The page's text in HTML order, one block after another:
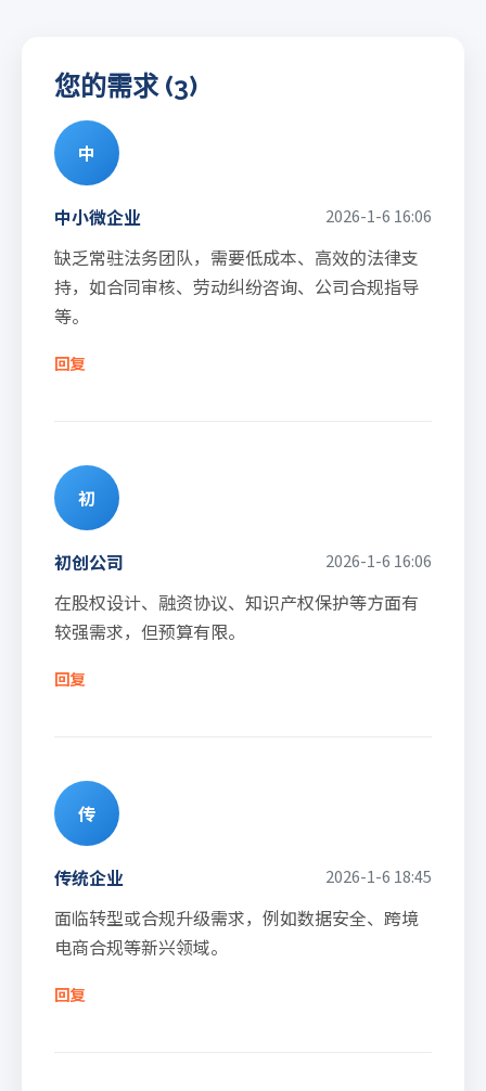
您的需求 (3)
中
中小微企业 2026-1-6 16:06
缺乏常驻法务团队，需要低成本、高效的法律支
持，如合同审核、劳动纠纷咨询、公司合规指导
等。
回复
初
初创公司 2026-1-6 16:06
在股权设计、融资协议、知识产权保护等方面有
较强需求，但预算有限。
回复
传
传统企业 2026-1-6 18:45
面临转型或合规升级需求，例如数据安全、跨境
电商合规等新兴领域。
回复